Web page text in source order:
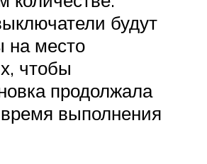
будут
на место
чтобы
продолжала
выполнения